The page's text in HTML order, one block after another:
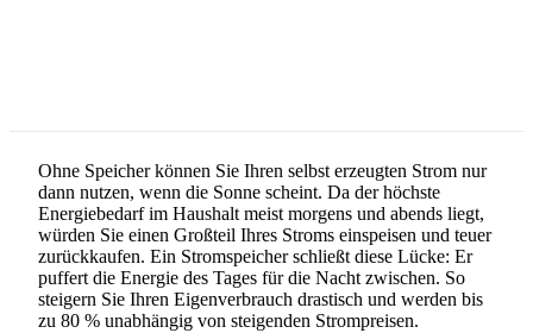
Ohne Speicher können Sie Ihren selbst erzeugten Strom nur
dann nutzen, wenn die Sonne scheint. Da der höchste
Energiebedarf im Haushalt meist morgens und abends liegt,
würden Sie einen Großteil Ihres Stroms einspeisen und teuer
zurückkaufen. Ein Stromspeicher schließt diese Lücke: Er
puffert die Energie des Tages für die Nacht zwischen. So
steigern Sie Ihren Eigenverbrauch drastisch und werden bis
zu 80 % unabhängig von steigenden Strompreisen.